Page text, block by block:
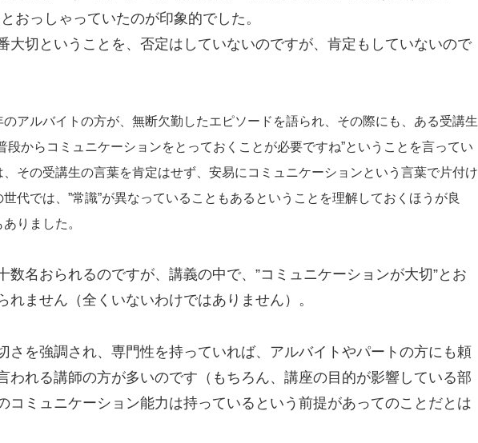
おっしゃっていたのが印象的でした。
大切ということを、否定はしていないのですが、肯定もしていないので
アルバイトの方が、無断欠勤したエピソードを語られ、その際にも、ある受講生
段からコミュニケーションをとっておくことが必要ですね”ということを言ってい
その受講生の言葉を肯定はせず、安易にコミュニケーションという言葉で片付け
代では、”常識”が異なっていることもあるということを理解しておくほうが良
りました。
数名おられるのですが、講義の中で、”コミュニケーションが大切”とお
れません（全くいないわけではありません）。
さを強調され、専門性を持っていれば、アルバイトやパートの方にも頼
われる講師の方が多いのです（もちろん、講座の目的が影響している部
コミュニケーション能力は持っているという前提があってのことだとは